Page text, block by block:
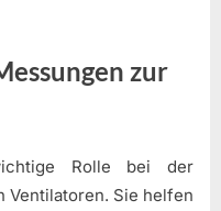
zur
Rolle bei der
Ventilatoren. Sie helfen